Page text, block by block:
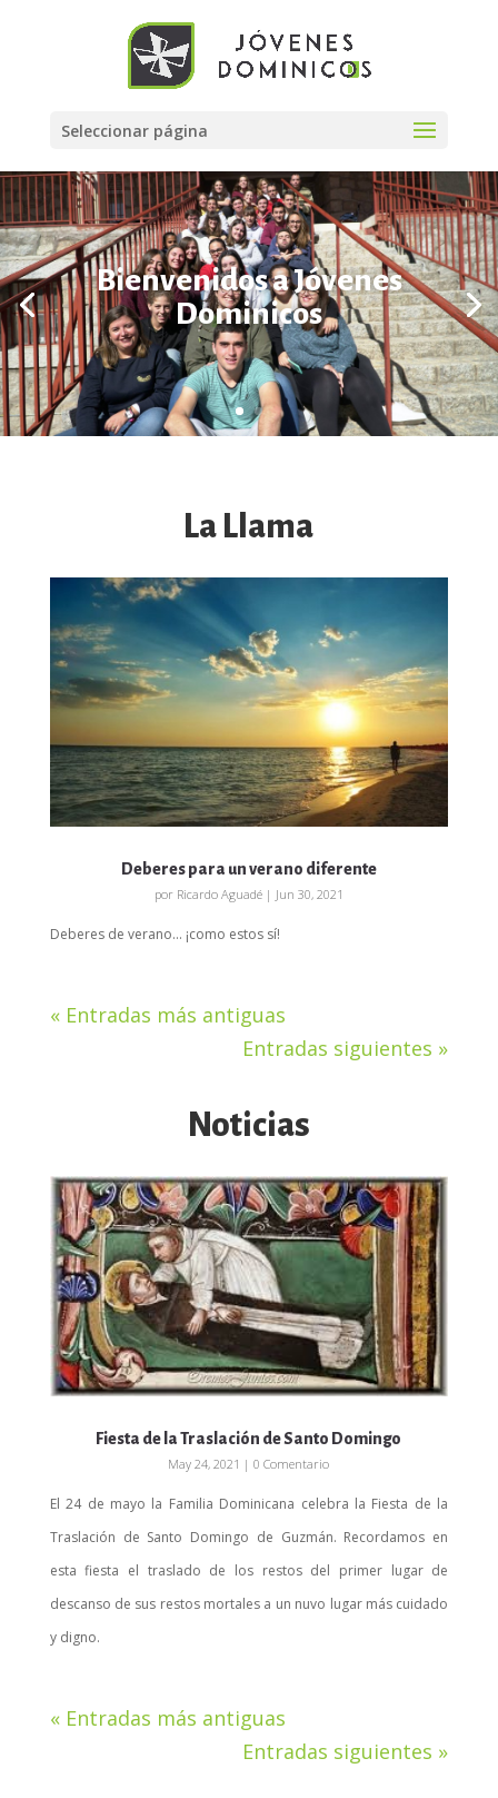
Seleccionar página
Bienvenidos a Jóvenes
Dominicos
La Llama
Deberes para un verano diferente
por Ricardo Aguadé| Jun 30, 2021
Deberes de verano… ¡como estos sí!
« Entradas más antiguas
Entradas siguientes »
Noticias
Fiesta de la Traslación de Santo Domingo
May 24, 2021 | 0 Comentario
El 24 de mayo la Familia Dominicana celebra la Fiesta de la
Traslación de Santo Domingo de Guzmán. Recordamos en
esta fiesta el traslado de los restos del primer lugar de
descanso de sus restos mortales a un nuvo lugar más cuidado
y digno.
« Entradas más antiguas
Entradas siguientes »